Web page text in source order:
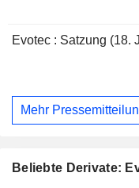
Evotec : Satzung (18.
Mehr
Beliebte Derivate: